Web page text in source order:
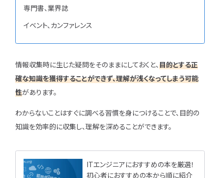
専門書、業界誌
イベント、カンファレンス
情報収集時に生じた疑問をそのままにしておくと、目的とする正
確な知識を獲得することができず、理解が浅くなってしまう可能
性があります。
わからないことはすぐに調べる習慣を身につけることで、目的の
知識を効率的に収集し、理解を深めることができます。
ITエンジニアにおすすめの本を厳選！
初心者におすすめの本から順に紹介